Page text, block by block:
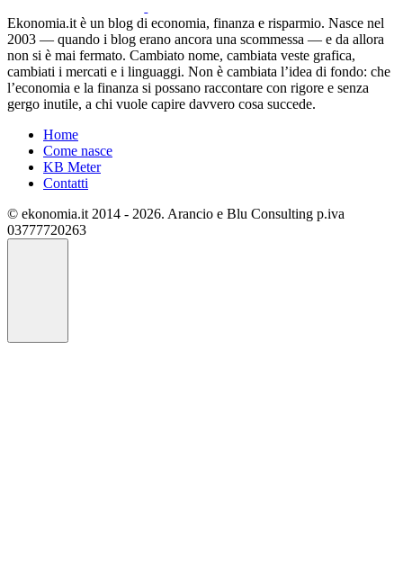
Ekonomia.it è un blog di economia, finanza e risparmio. Nasce nel
2003 — quando i blog erano ancora una scommessa — e da allora
non si è mai fermato. Cambiato nome, cambiata veste grafica,
cambiati i mercati e i linguaggi. Non è cambiata l’idea di fondo: che
l’economia e la finanza si possano raccontare con rigore e senza
gergo inutile, a chi vuole capire davvero cosa succede.
Home
Come nasce
KB Meter
Contatti
© ekonomia.it 2014 - 2026. Arancio e Blu Consulting p.iva
03777720263